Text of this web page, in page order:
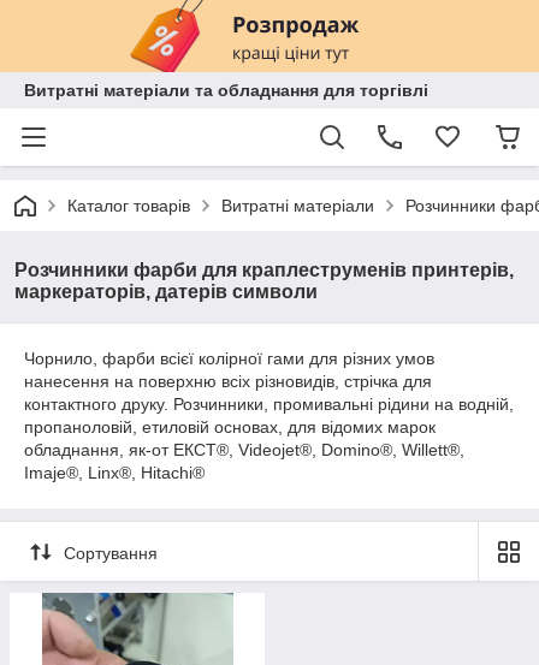
Витратні матеріали та обладнання для торгівлі
Каталог товарів Витратні матеріали Розчинники
Розчинники фарби для краплеструменів принтерів,
маркераторів, датерів символи
Чорнило, фарби всієї колірної гами для різних умов
нанесення на поверхню всіх різновидів, стрічка для
контактного друку. Розчинники, промивальні рідини на водній,
пропаноловій, етиловій основах, для відомих марок
обладнання, як-от ЕКСТ®, Videojet®, Domino®, Willett®,
Imaje®, Linx®, Hitachi®
Сортування